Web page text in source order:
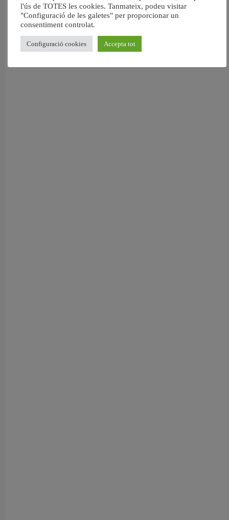
6 agost, 2026
l'ús de TOTES les cookies. Tanmateix, podeu visitar
"Configuració de les galetes" per proporcionar un
consentiment controlat.
Configuració cookies Accepta tot